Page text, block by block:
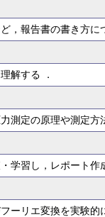
，報告書の書き方に
解する ．
測定の原理や測定方
学習し，レポート作
ーリエ変換を実験的